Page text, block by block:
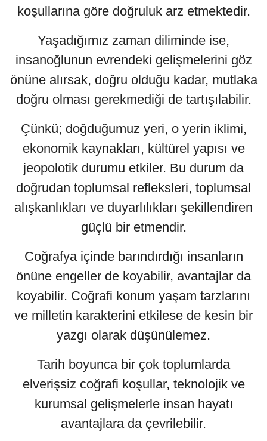
koşullarına göre doğruluk arz etmektedir.
Yaşadığımız zaman diliminde ise,
insanoğlunun evrendeki gelişmelerini göz
önüne alırsak, doğru olduğu kadar, mutlaka
doğru olması gerekmediği de tartışılabilir.
Çünkü; doğduğumuz yeri, o yerin iklimi,
ekonomik kaynakları, kültürel yapısı ve
jeopolotik durumu etkiler. Bu durum da
doğrudan toplumsal refleksleri, toplumsal
alışkanlıkları ve duyarlılıkları şekillendiren
güçlü bir etmendir.
Coğrafya içinde barındırdığı insanların
önüne engeller de koyabilir, avantajlar da
koyabilir. Coğrafi konum yaşam tarzlarını
ve milletin karakterini etkilese de kesin bir
yazgı olarak düşünülemez.
Tarih boyunca bir çok toplumlarda
elverişsiz coğrafi koşullar, teknolojik ve
kurumsal gelişmelerle insan hayatı
avantajlara da çevrilebilir.